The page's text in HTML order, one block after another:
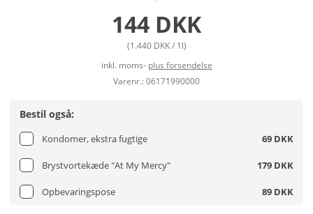
144 DKK
(1.440 DKK / 1l)
inkl. moms- plus forsendelse
Varenr.: 06171990000
Bestil også:
Kondomer, ekstra fugtige 69 DKK
Brystvortekæde "At My Mercy" 179 DKK
Opbevaringspose 89 DKK